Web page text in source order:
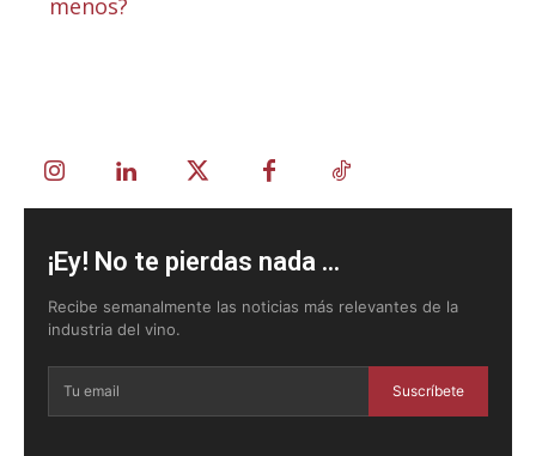
¡Ey! No te pierdas nada ...
Recibe semanalmente las noticias más relevantes de la
industria del vino.
Suscríbete